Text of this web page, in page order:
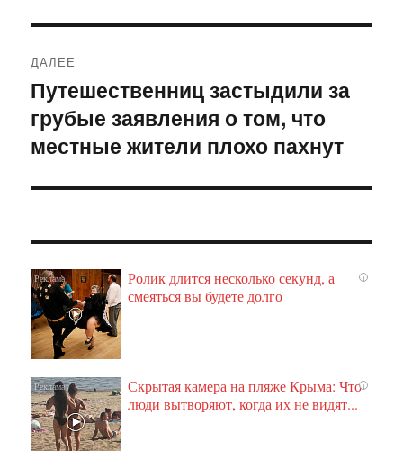
ДАЛЕЕ
Следующая
запись:
Путешественниц застыдили за
грубые заявления о том, что
местные жители плохо пахнут
i
Ролик длится несколько секунд, а
смеяться вы будете долго
i
Скрытая камера на пляже Крыма: Что
люди вытворяют, когда их не видят...